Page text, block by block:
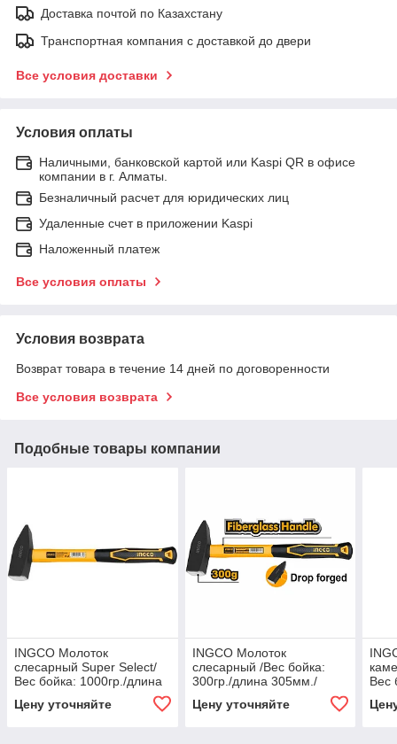
Доставка почтой по Казахстану
Транспортная компания с доставкой до двери
Все условия доставки
Условия оплаты
Наличными, банковской картой или Kaspi QR в офисе
компании в г. Алматы.
Безналичный расчет для юридических лиц
Удаленные счет в приложении Kaspi
Наложенный платеж
Все условия оплаты
Условия возврата
Возврат товара в течение 14 дней по договоренности
Все условия возврата
Подобные товары компании
INGCO Молоток
слесарный Super Select/
Вес бойка: 1000гр./длина
рукояти: фиберглас
Цену уточняйте
INGCO Молоток
слесарный /Вес бойка:
300гр./длина 305мм./
фиберглас
Цену уточняйте
Вес